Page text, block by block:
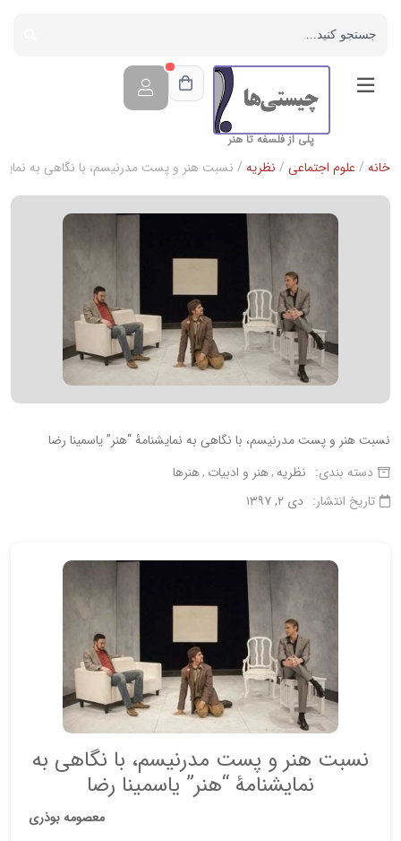
پلی از فلسفه تا هنر
خانه / علوم اجتماعی / نظریه / نسبت هنر و پست مدرنیسم، با نگاهی به
نسبت هنر و پست مدرنیسم، با نگاهی به نمایشنامۀ “هنر” یاسمینا رضا
دسته بندی: نظریه هنر و ادبیات هنرها
تاریخ انتشار: دی ۲, ۱۳۹۷
نسبت هنر و پست مدرنیسم، با نگاهی به
نمایشنامۀ “هنر” یاسمینا رضا
معصومه بوذری